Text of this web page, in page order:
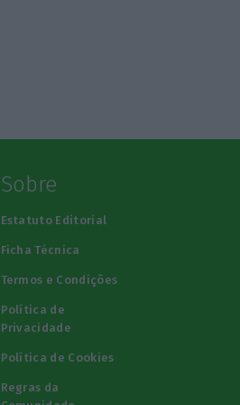
Sobre
Estatuto Editorial
Ficha Técnica
Termos e Condições
Política de
Privacidade
Política de Cookies
Regras da